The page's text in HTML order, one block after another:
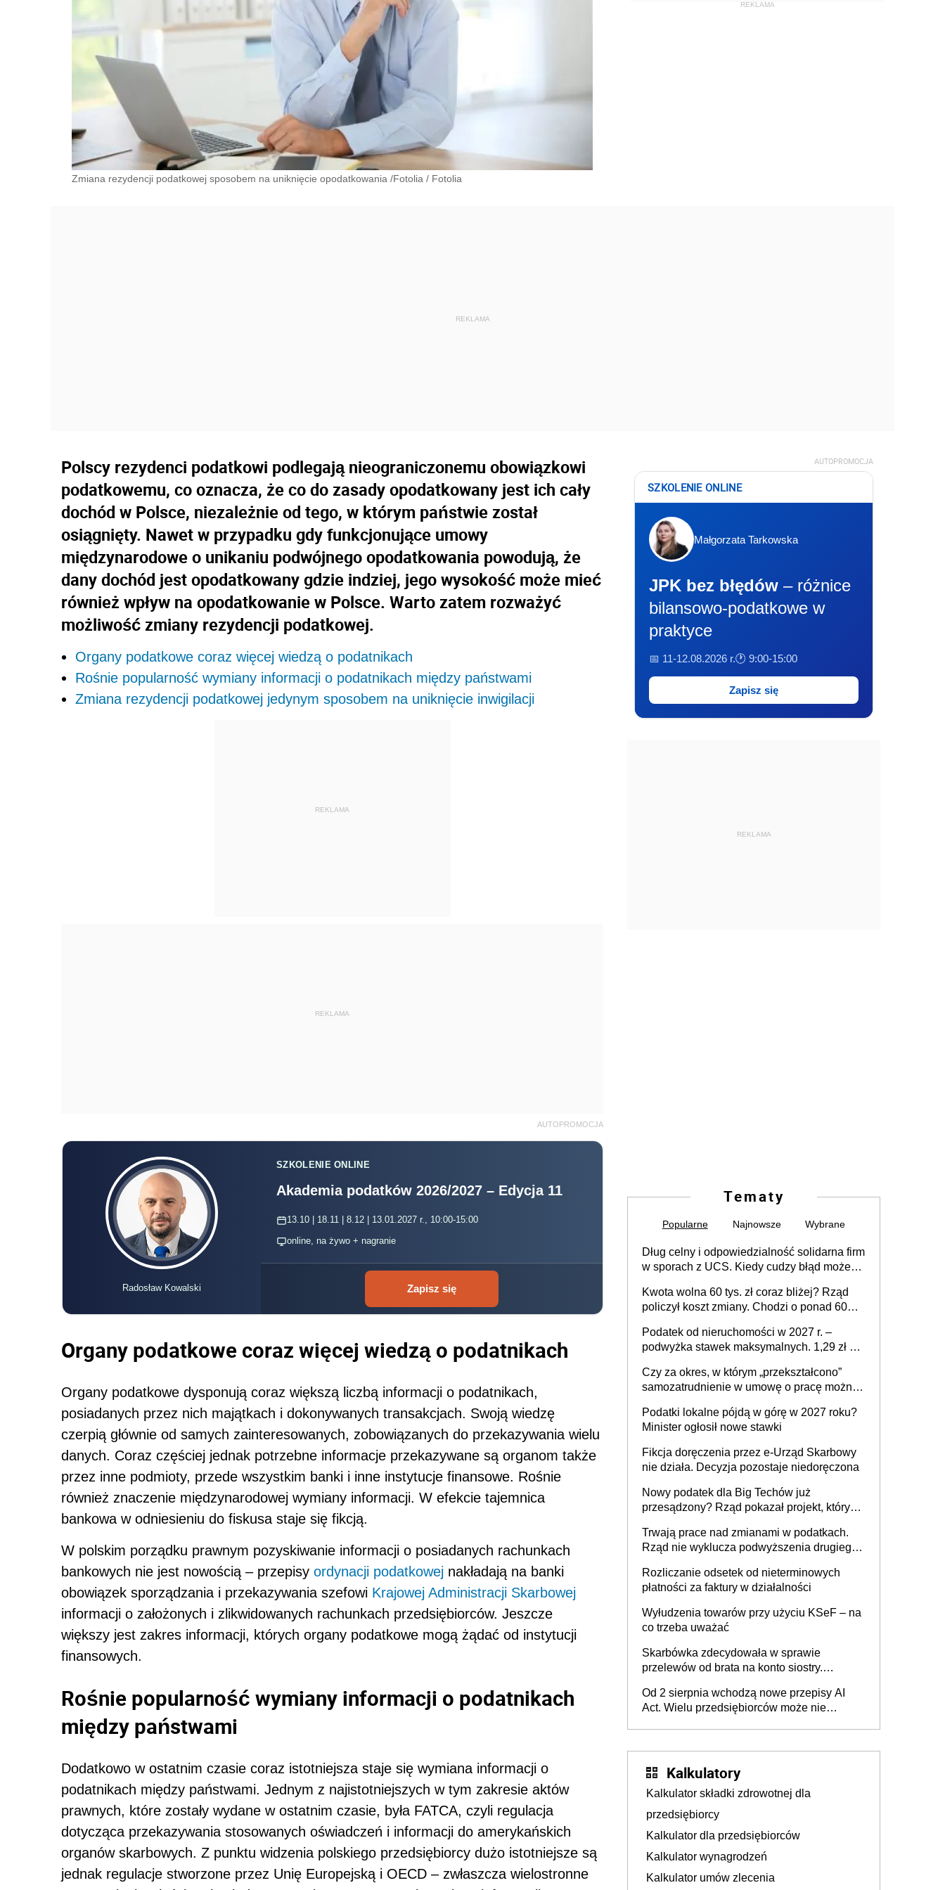
Zmiana rezydencji podatkowej sposobem na uniknięcie opodatkowania /Fotolia / Fotolia
Polscy rezydenci podatkowi podlegają nieograniczonemu obowiązkowi
podatkowemu, co oznacza, że co do zasady opodatkowany jest ich cały
dochód w Polsce, niezależnie od tego, w którym państwie został
osiągnięty. Nawet w przypadku gdy funkcjonujące umowy
międzynarodowe o unikaniu podwójnego opodatkowania powodują, że
dany dochód jest opodatkowany gdzie indziej, jego wysokość może mieć
również wpływ na opodatkowanie w Polsce. Warto zatem rozważyć
możliwość zmiany rezydencji podatkowej.
Organy podatkowe coraz więcej wiedzą o podatnikach
Rośnie popularność wymiany informacji o podatnikach między państwami
Zmiana rezydencji podatkowej jedynym sposobem na uniknięcie inwigilacji
REKLAMA
REKLAMA
AUTOPROMOCJA
Radosław Kowalski
SZKOLENIE ONLINE
Akademia podatków 2026/2027 – Edycja 11
13.10 | 18.11 | 8.12 | 13.01.2027 r., 10:00-15:00
online, na żywo + nagranie
Zapisz się
Organy podatkowe coraz więcej wiedzą o podatnikach
Organy podatkowe dysponują coraz większą liczbą informacji o podatnikach,
posiadanych przez nich majątkach i dokonywanych transakcjach. Swoją wiedzę
czerpią głównie od samych zainteresowanych, zobowiązanych do przekazywania wielu
danych. Coraz częściej jednak potrzebne informacje przekazywane są organom także
przez inne podmioty, przede wszystkim banki i inne instytucje finansowe. Rośnie
również znaczenie międzynarodowej wymiany informacji. W efekcie tajemnica
bankowa w odniesieniu do fiskusa staje się fikcją.
W polskim porządku prawnym pozyskiwanie informacji o posiadanych rachunkach
bankowych nie jest nowością – przepisy ordynacji podatkowej nakładają na banki
obowiązek sporządzania i przekazywania szefowi Krajowej Administracji Skarbowej
informacji o założonych i zlikwidowanych rachunkach przedsiębiorców. Jeszcze
większy jest zakres informacji, których organy podatkowe mogą żądać od instytucji
finansowych.
Rośnie popularność wymiany informacji o podatnikach
między państwami
Dodatkowo w ostatnim czasie coraz istotniejsza staje się wymiana informacji o
podatnikach między państwami. Jednym z najistotniejszych w tym zakresie aktów
prawnych, które zostały wydane w ostatnim czasie, była FATCA, czyli regulacja
dotycząca przekazywania stosowanych oświadczeń i informacji do amerykańskich
organów skarbowych. Z punktu widzenia polskiego przedsiębiorcy dużo istotniejsze są
jednak regulacje stworzone przez Unię Europejską i OECD – zwłaszcza wielostronne
AUTOPROMOCJA
SZKOLENIE ONLINE
Małgorzata Tarkowska
JPK bez błędów – różnice
bilansowo-podatkowe w
praktyce
📅 11-12.08.2026 r.🕐 9:00-15:00
Zapisz się
REKLAMA
Tematy
Popularne Najnowsze Wybrane
Dług celny i odpowiedzialność solidarna firm
w sporach z UCS. Kiedy cudzy błąd może
Kwota wolna 60 tys. zł coraz bliżej? Rząd
policzył koszt zmiany. Chodzi o ponad 60
Podatek od nieruchomości w 2027 r. –
podwyżka stawek maksymalnych. 1,29 zł za
budynków i lokali związanych z
prowadzeniem działalności gospodarczej
Czy za okres, w którym „przekształcono”
samozatrudnienie w umowę o pracę można
umowy cywilnoprawnej jedynym
racjonalnym wyjściem
Podatki lokalne pójdą w górę w 2027 roku?
Minister ogłosił nowe stawki
Fikcja doręczenia przez e-Urząd Skarbowy
nie działa. Decyzja pozostaje niedoręczona
Nowy podatek dla Big Techów już
przesądzony? Rząd pokazał projekt, który
Trwają prace nad zmianami w podatkach.
Rząd nie wyklucza podwyższenia drugiego
Rozliczanie odsetek od nieterminowych
płatności za faktury w działalności
Wyłudzenia towarów przy użyciu KSeF – na
co trzeba uważać
Skarbówka zdecydowała w sprawie
przelewów od brata na konto siostry.
darowizna, ale podatku jednak nie będzie
Od 2 sierpnia wchodzą nowe przepisy AI
Act. Wielu przedsiębiorców może nie
Kalkulatory
Kalkulator składki zdrowotnej dla
przedsiębiorcy
Kalkulator dla przedsiębiorców
Kalkulator wynagrodzeń
Kalkulator umów zlecenia